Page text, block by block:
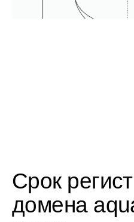
Срок
домена